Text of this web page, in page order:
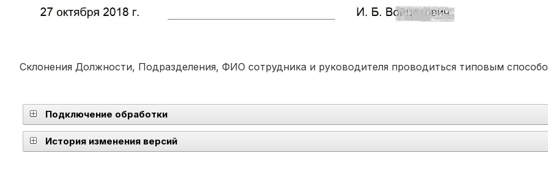
Склонения Должности, Подразделения, ФИО сотрудника и руководителя проводиться типовым
Подключение обработки
История изменения версий